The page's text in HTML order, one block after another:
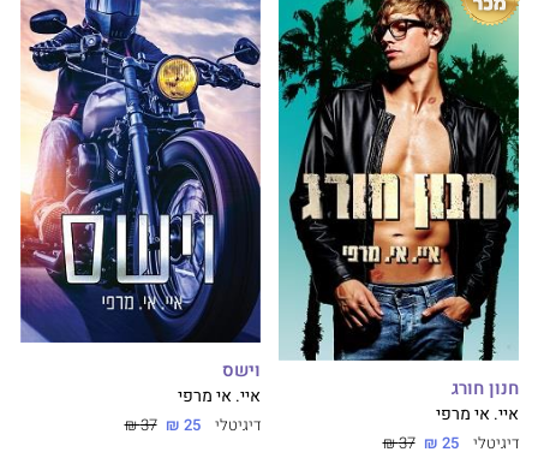
חנון חורג
איי. אי מרפי
דיגיטלי 25 ₪
37 ₪
וישס
איי. אי מרפי
דיגיטלי 25 ₪
37 ₪